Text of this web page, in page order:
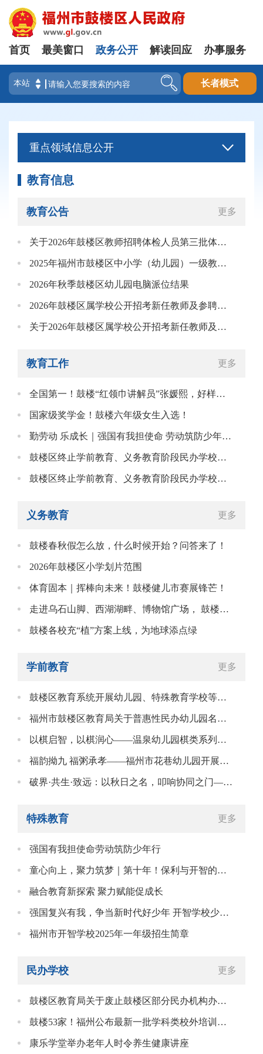
登录
首页 最美窗口 政务公开 解读回应 办事服务
长者模式
重点领域信息公开
教育信息
教育公告 更多
关于2026年鼓楼区教师招聘体检人员第三批体检结果公示
2025年福州市鼓楼区中小学（幼儿园）一级教师职务任职资格评审通过人员公示
2026年秋季鼓楼区幼儿园电脑派位结果
2026年鼓楼区属学校公开招考新任教师及参聘人员考核结果的公示
关于2026年鼓楼区属学校公开招考新任教师及参聘人员的部分信息更正的通知（二）
教育工作 更多
全国第一！鼓楼“红领巾讲解员”张媛熙，好样的！
国家级奖学金！鼓楼六年级女生入选！
勤劳动 乐成长｜强国有我担使命 劳动筑防少年行！鼓楼区“少年军校”劳动营火热开赛②
鼓楼区终止学前教育、义务教育阶段民办学校及其他文化教育民办学校的审批许可公示
鼓楼区终止学前教育、义务教育阶段民办学校及其他文化教育民办学校的审批许可公示
义务教育 更多
鼓楼春秋假怎么放，什么时候开始？问答来了！
2026年鼓楼区小学划片范围
体育固本｜挥棒向未来！鼓楼健儿市赛展锋芒！
走进乌石山脚、西湖湖畔、博物馆广场， 鼓楼萌娃小脚踏春风！
鼓楼各校充“植”方案上线，为地球添点绿
学前教育 更多
鼓楼区教育系统开展幼儿园、特殊教育学校等重点场所安全风险隐患排查整治工作
福州市鼓楼区教育局关于普惠性民办幼儿园名单的公示
以棋启智，以棋润心——温泉幼儿园棋类系列活动暖心开展
福韵拗九 福粥承孝——福州市花巷幼儿园开展拗九节主题活动
破界·共生·致远：以秋日之名，叩响协同之门——2025年花巷片区期初工作会议
特殊教育 更多
强国有我担使命劳动筑防少年行
童心向上，聚力筑梦｜第十年！保利与开智的绿野仙踪六一狂欢派对来啦
融合教育新探索 聚力赋能促成长
强国复兴有我，争当新时代好少年 开智学校少先队建队日主题活动精彩纷
福州市开智学校2025年一年级招生简章
民办学校 更多
鼓楼区教育局关于废止鼓楼区部分民办机构办学许可证的公告
鼓楼53家！福州公布最新一批学科类校外培训机构白名单 ！
康乐学堂举办老年人时令养生健康讲座